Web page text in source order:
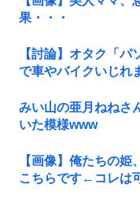
果・・・
【討論】オタク「
で車やバイクいじれ
みい山の亜月ねねさ
いた模様www
【画像】俺たちの
こちらです←コレは